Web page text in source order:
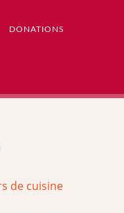
DONATIONS
de cuisine